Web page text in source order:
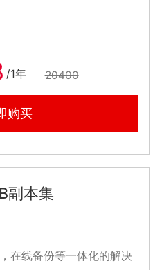
/1年 20400
购买
副本集
在线备份等一体化的解决